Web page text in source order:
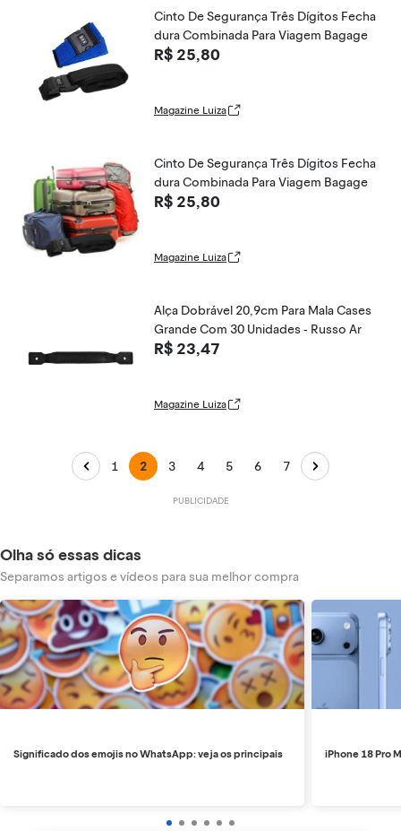
Cinto De Segurança Três Dígitos Fecha
dura Combinada Para Viagem Bagage
R$ 25,80
Magazine Luiza
Cinto De Segurança Três Dígitos Fecha
dura Combinada Para Viagem Bagage
R$ 25,80
Magazine Luiza
Alça Dobrável 20,9cm Para Mala Cases
Grande Com 30 Unidades - Russo Ar
R$ 23,47
Magazine Luiza
1 2 3 4 5 6 7
Olha só essas dicas
Separamos artigos e vídeos para sua melhor compra
Significado dos emojis no WhatsApp: veja os principais iPhone 18 Pro